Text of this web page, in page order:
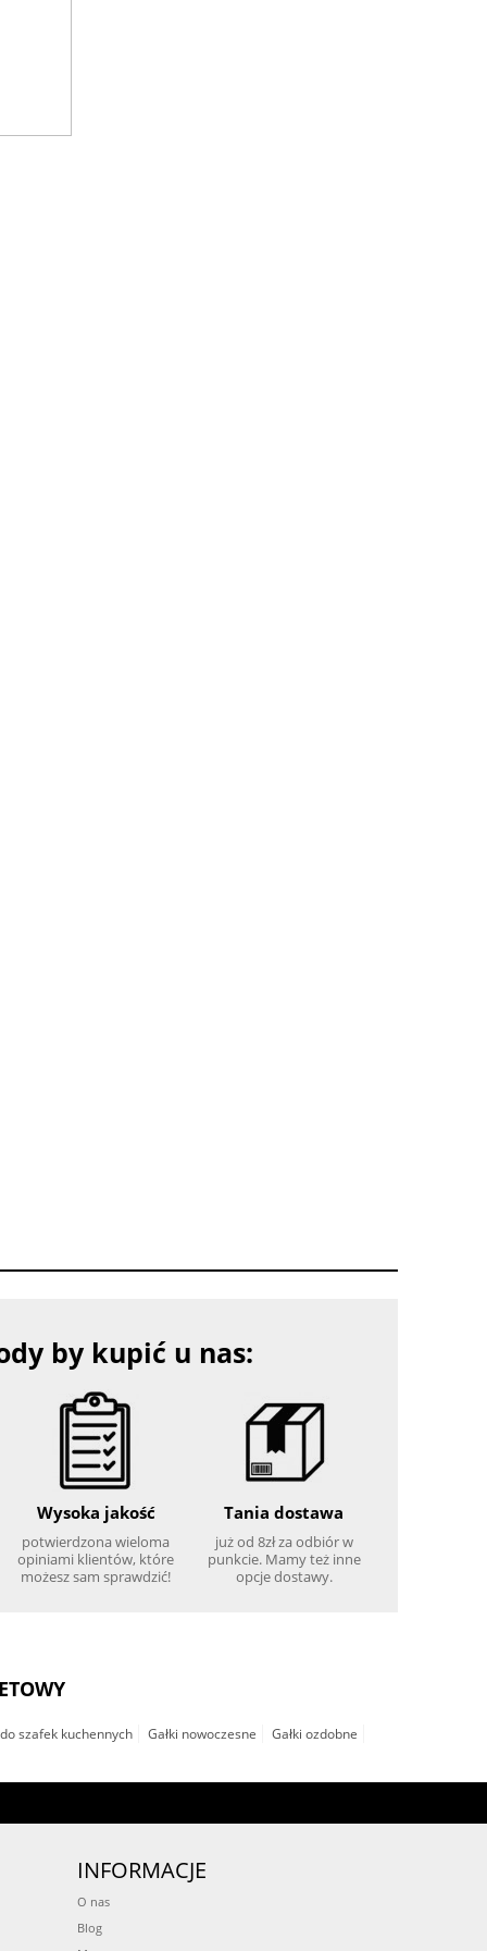
by kupić u nas:
Wysoka jakość
potwierdzona wieloma
opiniami klientów, które
możesz sam sprawdzić!
Tania dostawa
już od 8zł za odbiór w
punkcie. Mamy też inne
opcje dostawy.
szafek kuchennych Gałki nowoczesne Gałki ozdobne
INFORMACJE
O nas
Blog